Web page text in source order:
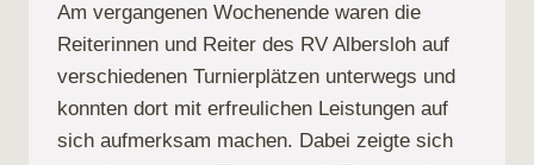
Am vergangenen Wochenende waren die
Reiterinnen und Reiter des RV Albersloh auf
verschiedenen Turnierplätzen unterwegs und
konnten dort mit erfreulichen Leistungen auf
sich aufmerksam machen. Dabei zeigte sich